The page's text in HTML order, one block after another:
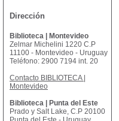
Dirección
Biblioteca | Montevideo
Zelmar Michelini 1220 C.P
11100 - Montevideo - Uruguay
Teléfono: 2900 7194 int. 20
Contacto BIBLIOTECA |
Montevideo
Biblioteca | Punta del Este
Prado y Salt Lake, C.P 20100